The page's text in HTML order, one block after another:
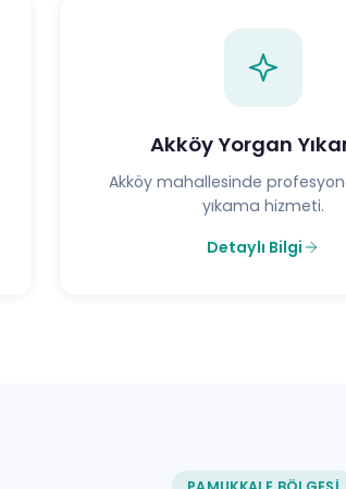
Akköy Yorgan
Akköy mahallesinde
yıkama hizmeti.
Detaylı Bilgi